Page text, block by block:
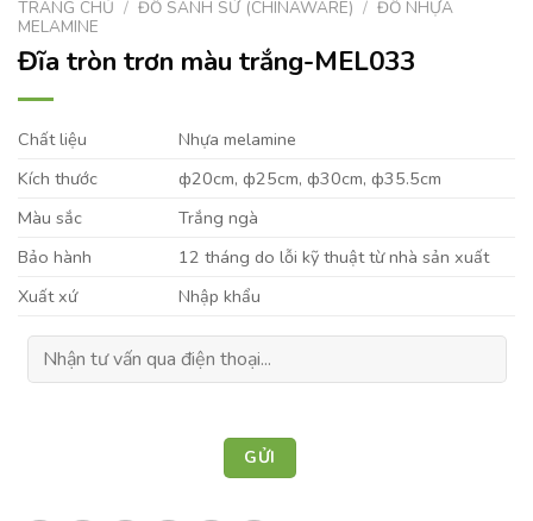
TRANG CHỦ / ĐỒ SÀNH SỨ (CHINAWARE) / ĐỒ NHỰA
MELAMINE
Đĩa tròn trơn màu trắng-MEL033
Chất liệu
Nhựa melamine
Kích thước
ф20cm, ф25cm, ф30cm, ф35.5cm
Màu sắc
Trắng ngà
Bảo hành
12 tháng do lỗi kỹ thuật từ nhà sản xuất
Xuất xứ
Nhập khẩu